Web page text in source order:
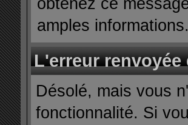
obtenez ce
amples informations.
L'erreur renvoyée
Désolé, mais vous
fonctionnalité. Si